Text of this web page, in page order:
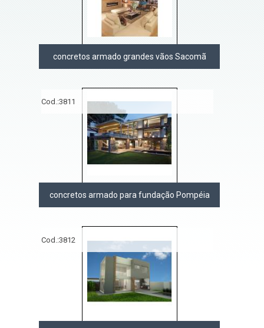
concretos armado grandes vãos Sacomã
Cod.:3811
concretos armado para fundação Pompéia
Cod.:3812